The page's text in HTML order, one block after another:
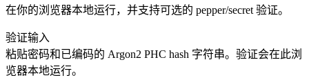
在你的浏览器本地运行，并支持可选的 pepper/secret 验证。
验证输入
粘贴密码和已编码的 Argon2 PHC hash 字符串。验证会在此浏
览器本地运行。